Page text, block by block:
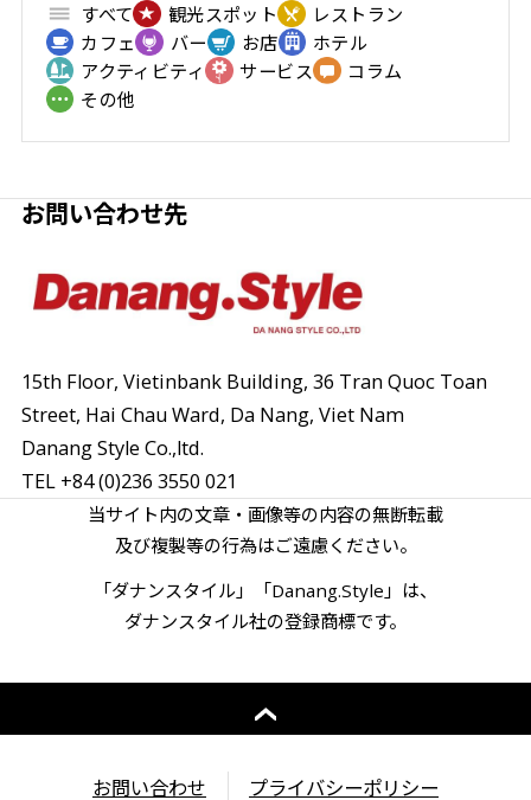
すべて 観光スポット
レストラン
カフェ
バー お店
ホテル
アクティビティ
サービス
コラム
その他
お問い合わせ先
15th Floor, Vietinbank Building, 36 Tran Quoc Toan
Street, Hai Chau Ward, Da Nang, Viet Nam
Danang Style Co.,ltd.
TEL +84 (0)236 3550 021
お問い合わせ プライバシーポリシー
当サイト内の文章・画像等の内容の無断転載
及び複製等の行為はご遠慮ください。
「ダナンスタイル」「Danang.Style」は、
ダナンスタイル社の登録商標です。